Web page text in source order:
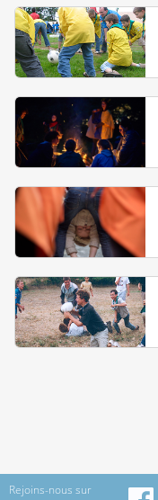
Rejoins-nous sur